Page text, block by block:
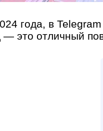
года, в
это отличный